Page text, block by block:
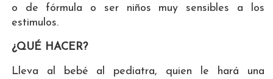
o de fórmula o ser niños muy sensibles a los
estimulos.
¿QUÉ HACER?
Lleva al bebé al pediatra, quien le hará una